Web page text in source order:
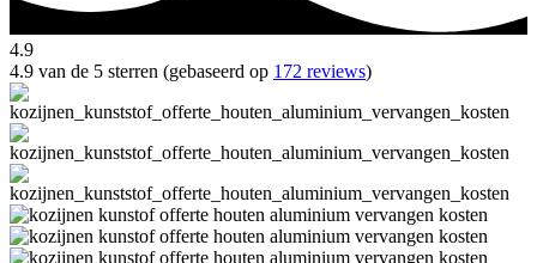
4.9
4.9 van de 5 sterren (gebaseerd op 172 reviews)